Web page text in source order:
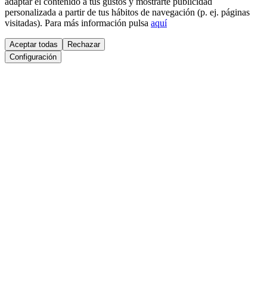
personalizada a partir de tus hábitos de navegación (p. ej. páginas
visitadas). Para más información pulsa aquí
Aceptar todas
Rechazar
Configuración